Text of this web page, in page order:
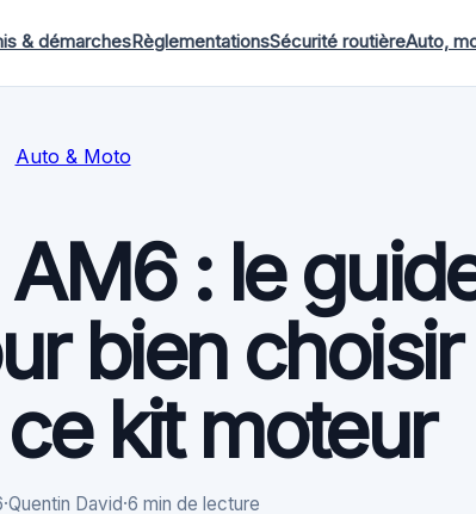
& démarchesRèglementationsSécurité routièreAuto,
Auto & Moto
: le
bien
kit moteur
·Quentin David·6 min de lecture